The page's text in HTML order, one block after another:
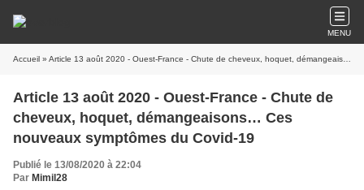
MENU
Accueil » Article 13 août 2020 - Ouest-France - Chute de cheveux, hoquet, démangeaisons… Ces nouveaux symptômes du Covid-19
Article 13 août 2020 - Ouest-France - Chute de
cheveux, hoquet, démangeaisons… Ces
nouveaux symptômes du Covid-19
Publié le 13/08/2020 à 22:04
Par Mimil28